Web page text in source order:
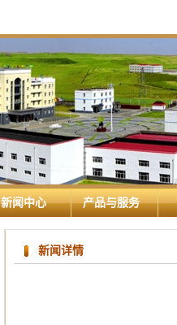
新闻中心 产品与服务
新闻详情